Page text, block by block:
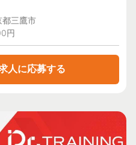
都三鷹市
円
人に応募する